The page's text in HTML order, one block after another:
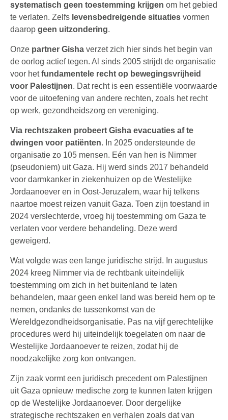
systematisch geen toestemming krijgen om het gebied
te verlaten. Zelfs levensbedreigende situaties vormen
daarop geen uitzondering.
Onze partner Gisha verzet zich hier sinds het begin van
de oorlog actief tegen. Al sinds 2005 strijdt de organisatie
voor hetfundamentele recht op bewegingsvrijheid
voor Palestijnen. Dat recht is een essentiële voorwaarde
voor de uitoefening van andere rechten, zoals het recht
op werk, gezondheidszorg en vereniging.
Via rechtszaken probeert Gisha evacuaties af te
dwingen voor patiënten. In 2025 ondersteunde de
organisatie zo 105 mensen. Eén van hen is Nimmer
(pseudoniem) uit Gaza. Hij werd sinds 2017 behandeld
voor darmkanker in ziekenhuizen op de Westelijke
Jordaanoever en in Oost-Jeruzalem, waar hij telkens
naartoe moest reizen vanuit Gaza. Toen zijn toestand in
2024 verslechterde, vroeg hij toestemming om Gaza te
verlaten voor verdere behandeling. Deze werd
geweigerd.
Wat volgde was een lange juridische strijd. In augustus
2024 kreeg Nimmer via de rechtbank uiteindelijk
toestemming om zich in het buitenland te laten
behandelen, maar geen enkel land was bereid hem op te
nemen, ondanks de tussenkomst van de
Wereldgezondheidsorganisatie. Pas na vijf gerechtelijke
procedures werd hij uiteindelijk toegelaten om naar de
Westelijke Jordaanoever te reizen, zodat hij de
noodzakelijke zorg kon ontvangen.
Zijn zaak vormt een juridisch precedent om Palestijnen
uit Gaza opnieuw medische zorg te kunnen laten krijgen
op de Westelijke Jordaanoever. Door dergelijke
strategische rechtszaken en verhalen zoals dat van